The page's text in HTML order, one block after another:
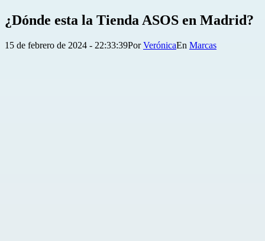
¿Dónde esta la Tienda ASOS en Madrid?
Publicada
15 de febrero de 2024 - 22:33:39PorVerónica
Categorizado
Marcas